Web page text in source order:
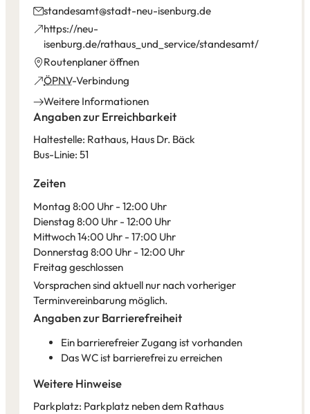
standesamt stadt-neu-isenburg de
https://neu-
isenburg.de/rathaus_und_service/standesamt/
(Öffnet
in
einem
neuen
Tab)
Routenplaner öffnen
(Öffnet
in
neuen
Tab)
ÖPNV-Verbindung
(Öffnet
in
einem
neuen
Tab)
Weitere Informationen
Angaben zur Erreichbarkeit
Haltestelle: Rathaus, Haus Dr. Bäck
Bus-Linie: 51
Zeiten
Montag 8:00 Uhr - 12:00 Uhr
Dienstag 8:00 Uhr - 12:00 Uhr
Mittwoch 14:00 Uhr - 17:00 Uhr
Donnerstag 8:00 Uhr - 12:00 Uhr
Freitag geschlossen
Vorsprachen sind aktuell nur nach vorheriger
Terminvereinbarung möglich.
Angaben zur Barrierefreiheit
Ein barrierefreier Zugang ist vorhanden
Das WC ist barrierefrei zu erreichen
Weitere Hinweise
Parkplatz: Parkplatz neben dem Rathaus